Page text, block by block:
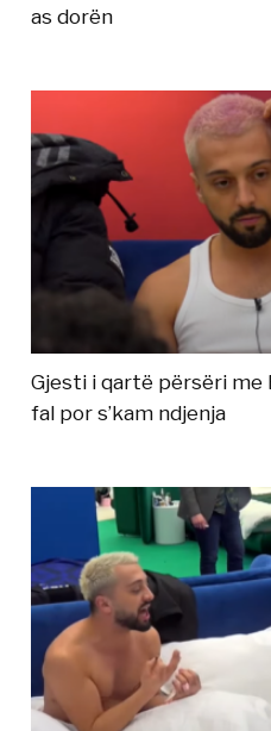
as dorën
Gjesti i qartë përsëri me
fal por s’kam ndjenja